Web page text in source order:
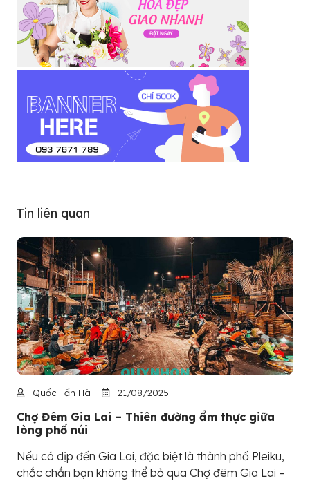
Tin liên quan
Quốc Tấn Hà 21/08/2025
Chợ Đêm Gia Lai – Thiên đường ẩm thực giữa
lòng phố núi
Nếu có dịp đến Gia Lai, đặc biệt là thành phố Pleiku,
chắc chắn bạn không thể bỏ qua Chợ đêm Gia Lai –